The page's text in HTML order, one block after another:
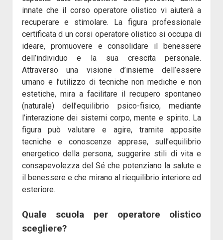
innate che il corso operatore olistico vi aiuterà a
recuperare e stimolare. La figura professionale
certificata d un corsi operatore olistico si occupa di
ideare, promuovere e consolidare il benessere
dell’individuo e la sua crescita personale.
Attraverso una visione d’insieme dell’essere
umano e l’utilizzo di tecniche non mediche e non
estetiche, mira a facilitare il recupero spontaneo
(naturale) dell’equilibrio psico-fisico, mediante
l’interazione dei sistemi corpo, mente e spirito. La
figura può valutare e agire, tramite apposite
tecniche e conoscenze apprese, sull’equilibrio
energetico della persona, suggerire stili di vita e
consapevolezza del Sé che potenziano la salute e
il benessere e che mirano al riequilibrio interiore ed
esteriore.
Quale scuola per operatore olistico
scegliere?